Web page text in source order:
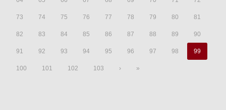
73 74 75 76 77 78 79 80 81
82 83 84 85 86 87 88 89 90
91 92 93 94 95 96 97 98 99
100 101 102 103 › »